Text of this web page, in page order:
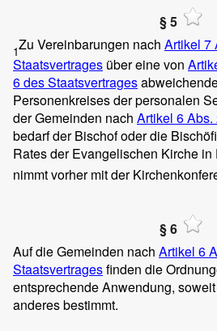
§ 5
1Zu Vereinbarungen nach Artikel 7
Staatsvertrages über eine von
6 des Staatsvertrages
Personenkreises der personalen
der Gemeinden nach Artikel 6
bedarf der Bischof oder die
Rates der Evangelischen Kirche in
nimmt vorher mit der
§ 6
Auf die Gemeinden nach Artikel 6
Staatsvertragesfinden die
entsprechende Anwendung,
anderes bestimmt.